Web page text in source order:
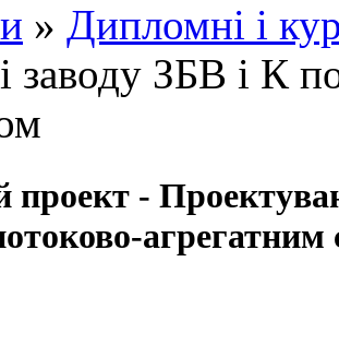
» Дипломні і
заводу ЗБВ і К
проект -
агрегатним